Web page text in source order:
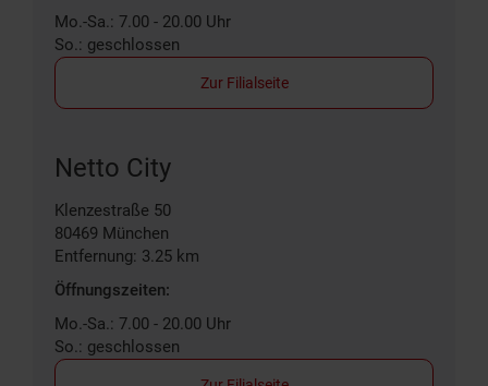
Mo.-Sa.: 7.00 - 20.00 Uhr
So.: geschlossen
Zur Filialseite
Netto City
Klenzestraße 50
80469 München
Entfernung: 3.25 km
Öffnungszeiten:
Mo.-Sa.: 7.00 - 20.00 Uhr
So.: geschlossen